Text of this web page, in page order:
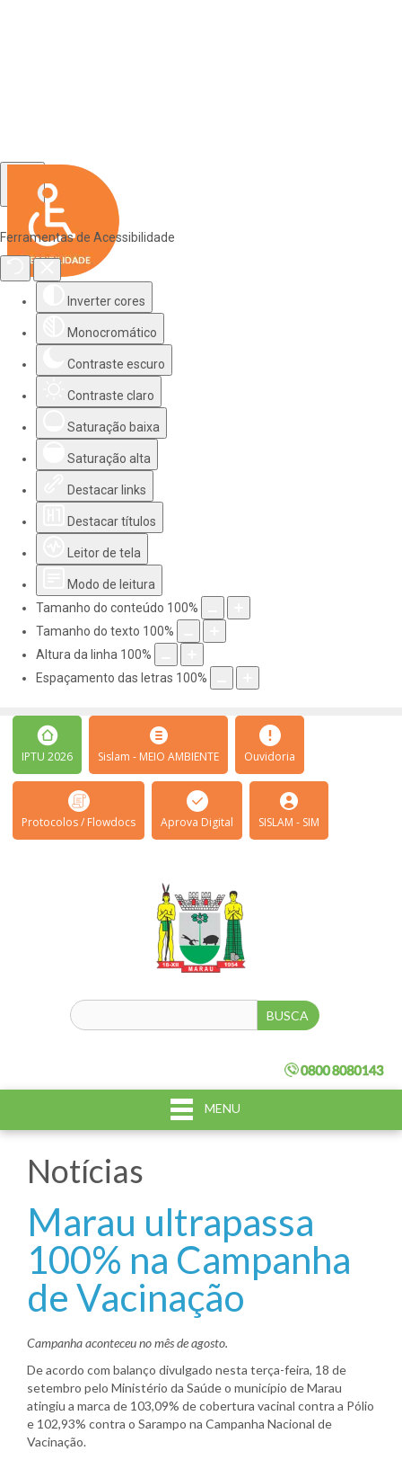
Ferramentas de Acessibilidade
Inverter cores
Monocromático
Contraste escuro
Contraste claro
Saturação baixa
Saturação alta
Destacar links
Destacar títulos
Leitor de tela
Modo de leitura
Tamanho do conteúdo 100%
Tamanho do texto 100%
Altura da linha 100%
Espaçamento das letras 100%
IPTU 2026 Sislam - MEIO AMBIENTE Ouvidoria
Protocolos / Flowdocs Aprova Digital SISLAM - SIM
MENU
Notícias
Marau ultrapassa
100% na Campanha
de Vacinação
Campanha aconteceu no mês de agosto.
De acordo com balanço divulgado nesta terça-feira, 18 de
setembro pelo Ministério da Saúde o município de Marau
atingiu a marca de 103,09% de cobertura vacinal contra a Pólio
e 102,93% contra o Sarampo na Campanha Nacional de
Vacinação.